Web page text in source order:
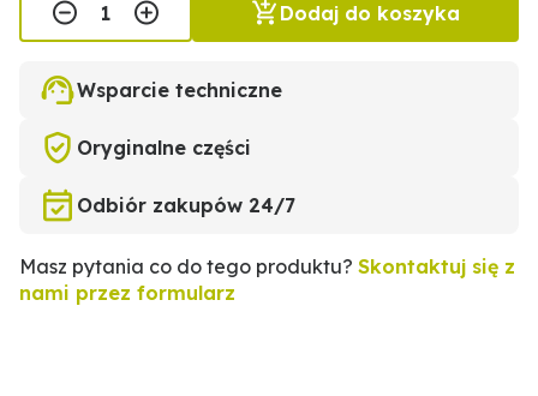
Dodaj do koszyka
Wsparcie techniczne
Oryginalne części
Odbiór zakupów 24/7
Masz pytania co do tego produktu? Skontaktuj się z
nami przez formularz